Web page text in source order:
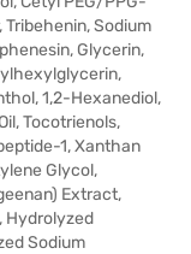
Sodium
Glycerin,
1,2-Hexanediol,
Tocotrienols,
1, Xanthan
Glycol,
Extract,
Hydrolyzed
Sodium